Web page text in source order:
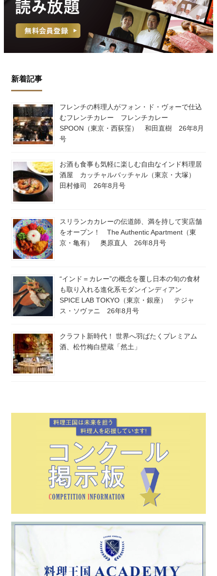
新着記事
フレンチの料理人がフォン・ド・ヴォーで仕込
むフレンチカレー フレンチカレー
SPOON（東京・西荻窪） 和田直樹 26年8月
号
お酒も食事も気軽に楽しむ自由なインド料理居
酒屋 カッチャルバッチャル（東京・大塚）
田村修司 26年8月号
スリランカカレーの伝道師、満を持して実店舗
をオープン！ The Authentic Apartment（東
京・亀有） 奥原直人 26年8月号
“インド＝カレー”の概念を覆し日本の旬の食材
も取り入れる進化系モダンインディアン
SPICE LAB TOKYO（東京・銀座） テジャ
ス・ソヴァニ 26年8月号
クラフト新時代！ 世界へ羽ばたくプレミアム
酒、松竹梅白壁蔵「然土」